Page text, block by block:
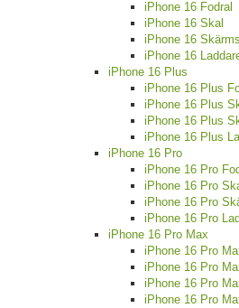
iPhone 16 Fodral
iPhone 16 Skal
iPhone 16
iPhone 16
iPhone 16 Plus
iPhone 16 Plus
iPhone 16 Plus
iPhone 16 Plus
iPhone 16 Plus
iPhone 16 Pro
iPhone 16 Pro
iPhone 16 Pro
iPhone 16 Pro
iPhone 16 Pro
iPhone 16 Pro Max
iPhone 16 Pro
iPhone 16 Pro
iPhone 16 Pro
iPhone 16 Pro